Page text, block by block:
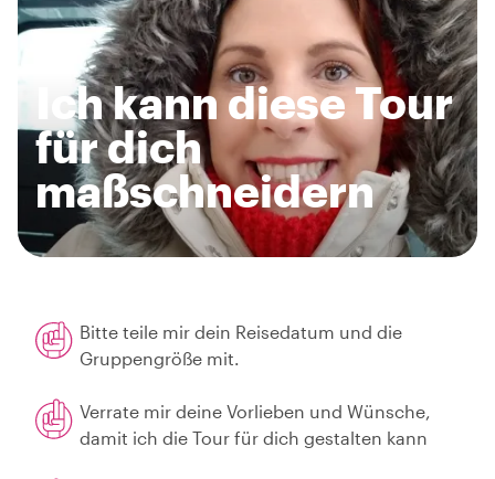
Ich kann diese Tour
für dich
maßschneidern
Bitte teile mir dein Reisedatum und die
Gruppengröße mit.
Verrate mir deine Vorlieben und Wünsche,
damit ich die Tour für dich gestalten kann